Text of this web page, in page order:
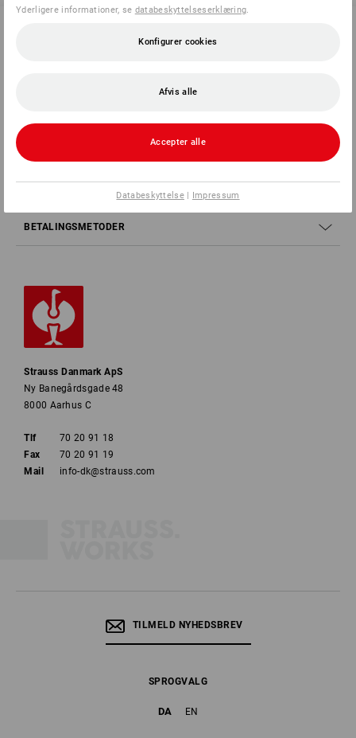
BETALINGSMETODER
Strauss Danmark ApS
Ny Banegårdsgade 48
8000 Aarhus C
Tlf
70 20 91 18
Fax
70 20 91 19
Mail
info-dk@strauss.com
TILMELD NYHEDSBREV
SPROGVALG
DA EN
Yderligere informationer, se databeskyttelseserklæring.
Konfigurer cookies
Afvis alle
Accepter alle
Databeskyttelse| Impressum